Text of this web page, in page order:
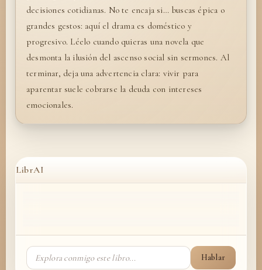
decisiones cotidianas. No te encaja si… buscas épica o
grandes gestos: aquí el drama es doméstico y
progresivo. Léelo cuando quieras una novela que
desmonta la ilusión del ascenso social sin sermones. Al
terminar, deja una advertencia clara: vivir para
aparentar suele cobrarse la deuda con intereses
emocionales.
LibrAI
Hablar